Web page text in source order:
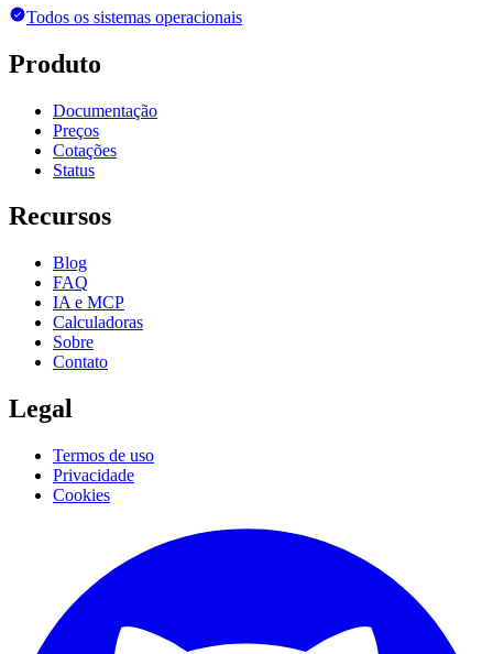
Todos os sistemas operacionais
Produto
Documentação
Preços
Cotações
Status
Recursos
Blog
FAQ
IA e MCP
Calculadoras
Sobre
Contato
Legal
Termos de uso
Privacidade
Cookies